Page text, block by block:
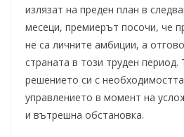
излязат на преден план в
месеци, премиерът посочи, че
не са личните амбиции, а
страната в този труден период.
решението си с
управлението в момент на
и вътрешна обстановка.